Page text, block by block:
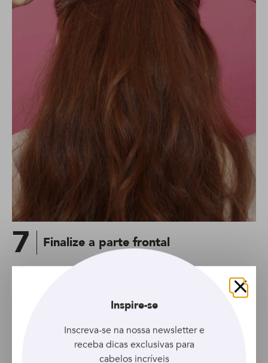
7 Finalize a parte frontal
Sabe as duas mechas de cabelo que ficaram soltas na
lateral frontal da sua cabeça? Chegou a hora de jogá-las
para trás. Se desejar, deixe alguns fios soltos rente aoFechar
Inspire-se
Inscreva-se na nossa newsletter e
receba dicas exclusivas para
cabelos incríveis